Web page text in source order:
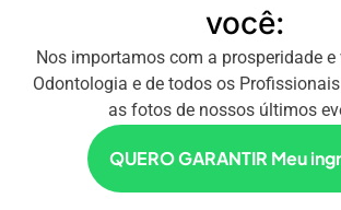
você:
Nos importamos com a prosperidade
Odontologia e de todos os
as fotos de nossos últimos
QUERO GARANTIR Meu